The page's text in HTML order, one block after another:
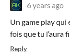
6 years ago
Un game play qui
fois que tu l’aura
Reply